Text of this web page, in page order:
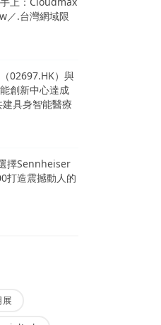
／.台灣網域限
02697.HK）與
創新中心達成
具身智能醫療
擇Sennheiser
打造震撼動人的